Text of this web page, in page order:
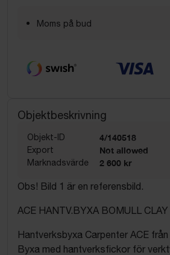
Moms på bud
Objektbeskrivning
Objekt-ID 4/140518
Export Not allowed
Marknadsvärde 2 600 kr
Obs! Bild 1 är en referensbild.
ACE HANTV.BYXA BOMULL CLAY
Hantverksbyxa Carpenter ACE
Byxa med hantverksfickor för